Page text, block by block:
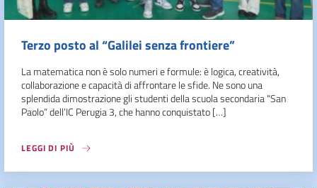
Terzo posto al “Galilei senza frontiere”
La matematica non è solo numeri e formule: è logica, creatività,
collaborazione e capacità di affrontare le sfide. Ne sono una
splendida dimostrazione gli studenti della scuola secondaria “San
Paolo” dell’IC Perugia 3, che hanno conquistato […]
LEGGI DI PIÙ